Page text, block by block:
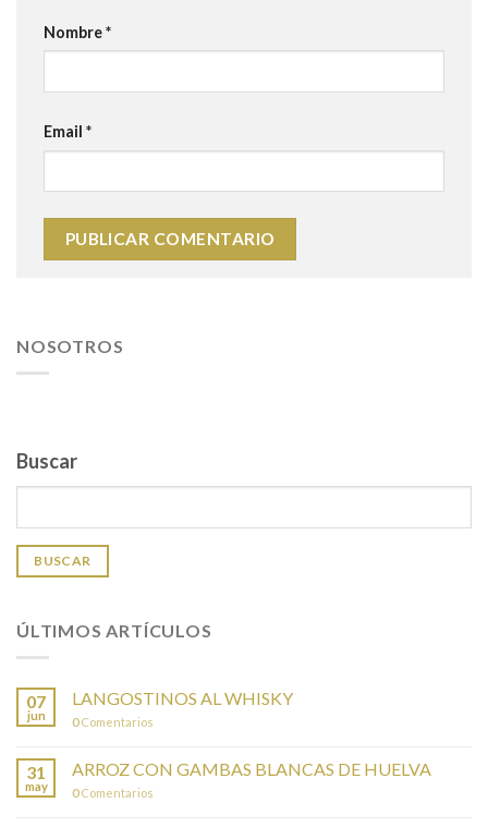
Nombre*
Email *
NOSOTROS
Buscar
BUSCAR
ÚLTIMOS ARTÍCULOS
07
jun
LANGOSTINOS AL WHISKY
0Comentarios
31
may
ARROZ CON GAMBAS BLANCAS DE HUELVA
0Comentarios